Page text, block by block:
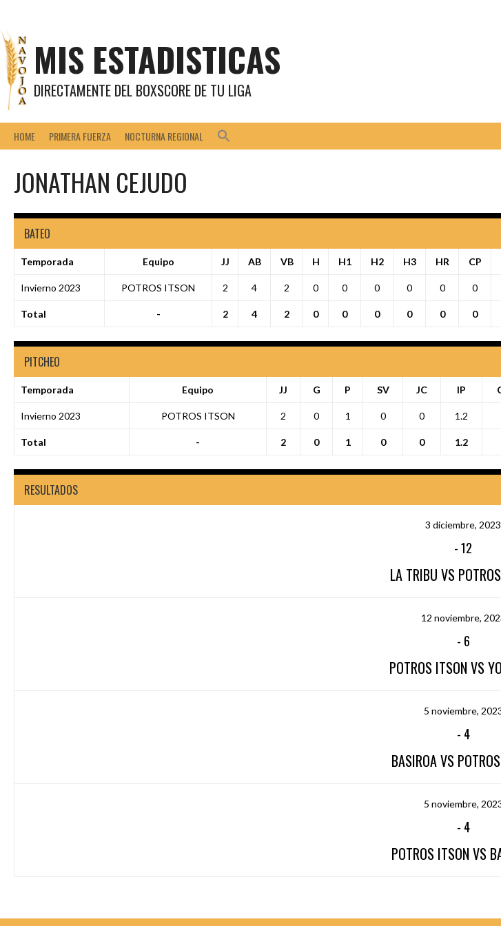
contenidoMIS ESTADISTICAS
DIRECTAMENTE DEL BOXSCORE DE TU LIGA
HOME PRIMERA FUERZA NOCTURNA REGIONAL
JONATHAN CEJUDO
BATEO
Temporada Equipo JJ AB VB H H1 H2 H3 HR CP
Invierno 2023 POTROS ITSON 2 4 2 0 0 0 0 0 0
Total - 2 4 2 0 0 0 0 0 0
PITCHEO
Temporada Equipo JJ G P SV JC IP
Invierno 2023 POTROS ITSON 2 0 1 0 0 1.2
Total - 2 0 1 0 0 1.2
RESULTADOS
3 diciembre, 2023
-12
LA TRIBU VS
12 noviembre,
- 6
POTROS ITSON VS
5 noviembre,
- 4
BASIROA VS
5 noviembre,
- 4
POTROS ITSON VS